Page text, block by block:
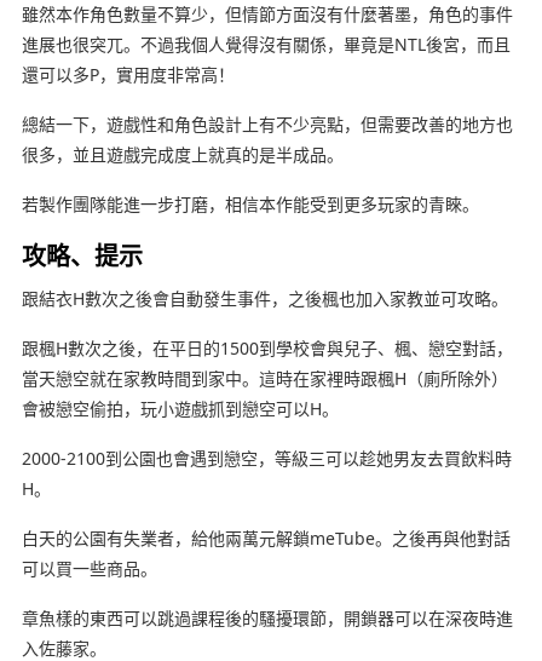
雖然本作角色數量不算少，但情節方面沒有什麼著墨，角色的事件
進展也很突兀。不過我個人覺得沒有關係，畢竟是NTL後宮，而且
還可以多P，實用度非常高！
總結一下，遊戲性和角色設計上有不少亮點，但需要改善的地方也
很多，並且遊戲完成度上就真的是半成品。
若製作團隊能進一步打磨，相信本作能受到更多玩家的青睞。
攻略、提示
跟結衣H數次之後會自動發生事件，之後楓也加入家教並可攻略。
跟楓H數次之後，在平日的1500到學校會與兒子、楓、戀空對話，
當天戀空就在家教時間到家中。這時在家裡時跟楓H（廁所除外）
會被戀空偷拍，玩小遊戲抓到戀空可以H。
2000-2100到公園也會遇到戀空，等級三可以趁她男友去買飲料時
H。
白天的公園有失業者，給他兩萬元解鎖meTube。之後再與他對話
可以買一些商品。
章魚樣的東西可以跳過課程後的騷擾環節，開鎖器可以在深夜時進
入佐藤家。